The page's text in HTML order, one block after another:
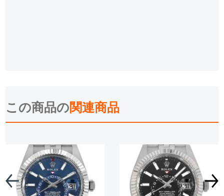
この商品の関連商品